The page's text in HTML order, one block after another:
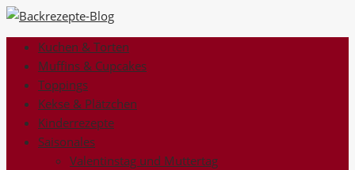
Kuchen & Torten
Muffins & Cupcakes
Toppings
Kekse & Plätzchen
Kinderrezepte
Saisonales
Valentinstag und Muttertag